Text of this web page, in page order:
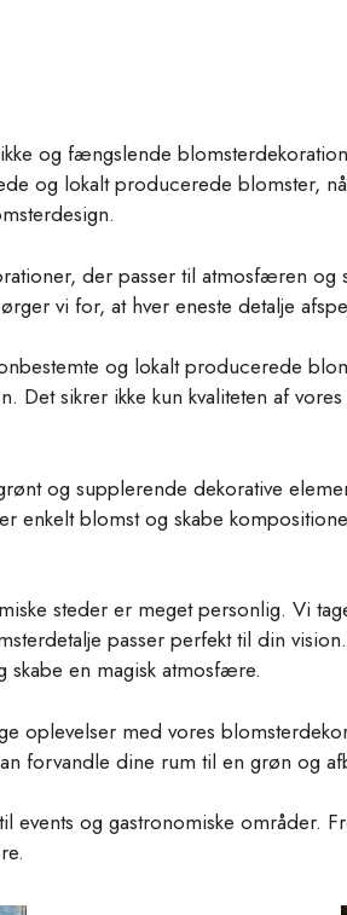
og fængslende
og lokalt producerede blomster,
der passer til atmosfæren
vi for, at hver eneste detalje
og lokalt producerede
Det sikrer ikke kun kvaliteten af
og supplerende dekorative
blomst og skabe
steder er meget personlig. Vi
passer perfekt til din
en magisk atmosfære.
oplevelser med vores
forvandle dine rum til en grøn og
og gastronomiske områder.